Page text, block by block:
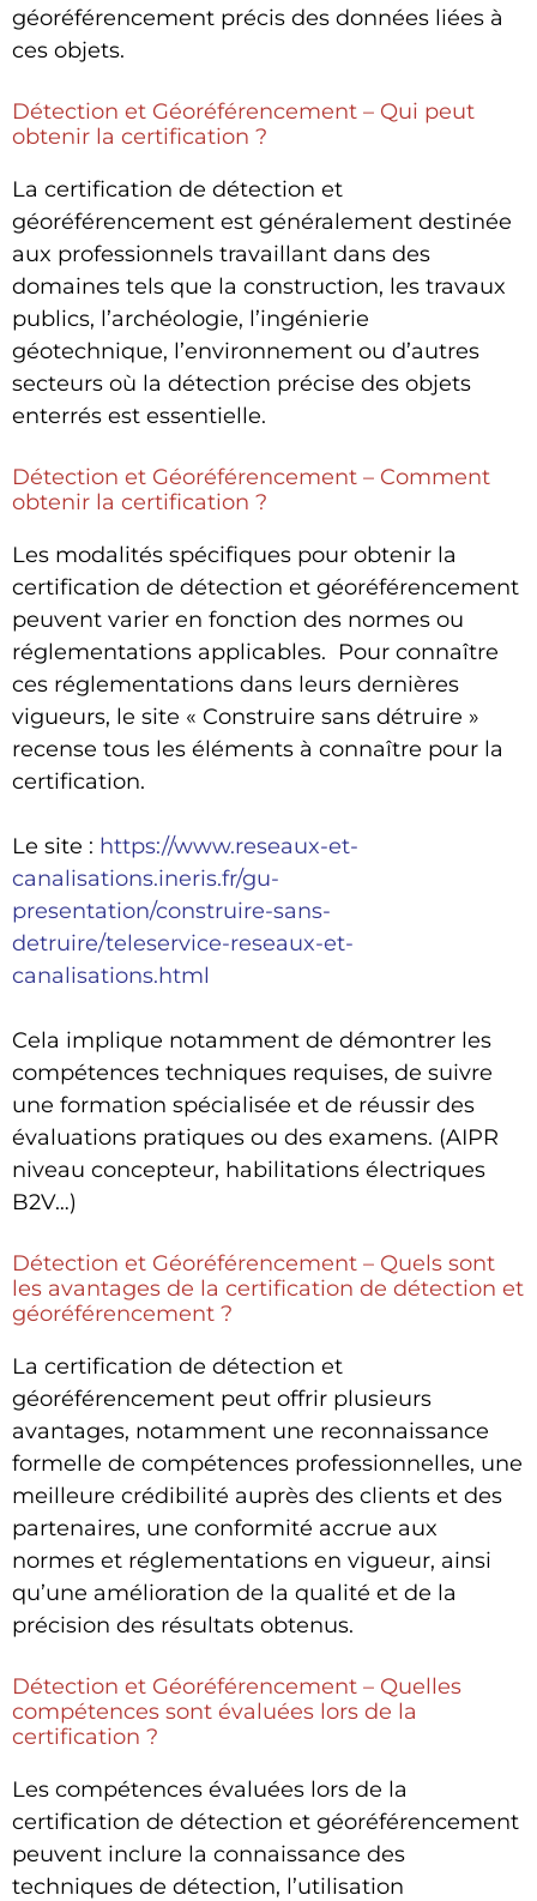
géoréférencement précis des données liées à
ces objets.
Détection et Géoréférencement – Qui peut
obtenir la certification ?
La certification de détection et
géoréférencement est généralement destinée
aux professionnels travaillant dans des
domaines tels que la construction, les travaux
publics, l’archéologie, l’ingénierie
géotechnique, l’environnement ou d’autres
secteurs où la détection précise des objets
enterrés est essentielle.
Détection et Géoréférencement – Comment
obtenir la certification ?
Les modalités spécifiques pour obtenir la
certification de détection et géoréférencement
peuvent varier en fonction des normes ou
réglementations applicables. Pour connaître
ces réglementations dans leurs dernières
vigueurs, le site « Construire sans détruire »
recense tous les éléments à connaître pour la
certification.
Le site : https://www.reseaux-et-
canalisations.ineris.fr/gu-
presentation/construire-sans-
detruire/teleservice-reseaux-et-
canalisations.html
Cela implique notamment de démontrer les
compétences techniques requises, de suivre
une formation spécialisée et de réussir des
évaluations pratiques ou des examens. (AIPR
niveau concepteur, habilitations électriques
B2V…)
Détection et Géoréférencement – Quels sont
les avantages de la certification de détection et
géoréférencement ?
La certification de détection et
géoréférencement peut offrir plusieurs
avantages, notamment une reconnaissance
formelle de compétences professionnelles, une
meilleure crédibilité auprès des clients et des
partenaires, une conformité accrue aux
normes et réglementations en vigueur, ainsi
qu’une amélioration de la qualité et de la
précision des résultats obtenus.
Détection et Géoréférencement – Quelles
compétences sont évaluées lors de la
certification ?
Les compétences évaluées lors de la
certification de détection et géoréférencement
peuvent inclure la connaissance des
techniques de détection, l’utilisation